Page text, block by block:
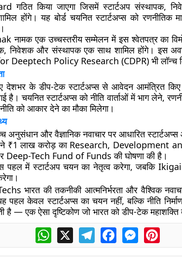
गठित किया जाएगा जिसमें स्टार्टअप संस्थापक,
होंगे। यह बोर्ड चयनित स्टार्टअप्स को रणनीतिक
नामक एक उच्चस्तरीय सम्मेलन में इस श्वेतपत्र का
निवेशक और संस्थापक एक साथ शामिल होंगे। इस
Deeptech Policy Research (CDPR) भी लॉन्च
देशभर के डीप-टेक स्टार्टअप्स से आवेदन आमंत्रित
है। चयनित स्टार्टअप्स को नीति वार्ताओं में भाग लेने,
को आकार देने का मौका मिलेगा।
अनुसंधान और वैज्ञानिक नवाचार पर आधारित
ने ₹1 लाख करोड़ का Research, Development
Deep-Tech Fund of Funds की घोषणा की है।
पहल में स्टार्टअप चयन का नेतृत्व करेगा, जबकि Ikigai
भारत की तकनीकी आत्मनिर्भरता और वैश्विक
पहल केवल स्टार्टअप्स का चयन नहीं, बल्कि नीति निर्माण
है — एक ऐसा दृष्टिकोण जो भारत को डीप-टेक महाशक्ति
WhatsApp
X TelegramFacebookMessenger